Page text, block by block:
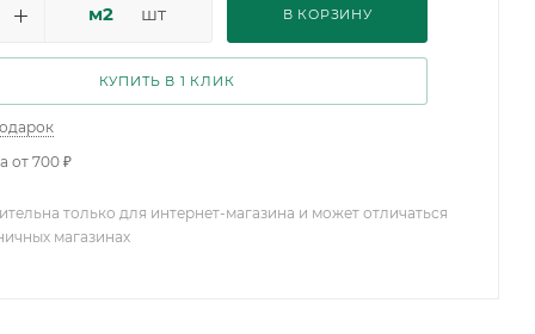
м2 шт В КОРЗИНУ
КУПИТЬ В 1 КЛИК
от 700 ₽
только для интернет-магазина и может отличаться
магазинах